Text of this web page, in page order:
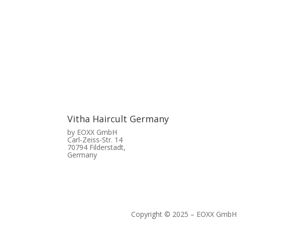
Vitha Haircult Germany
by EOXX GmbH
Carl-Zeiss-Str. 14
70794 Filderstadt,
Germany
Copyright © 2025 – EOXX GmbH